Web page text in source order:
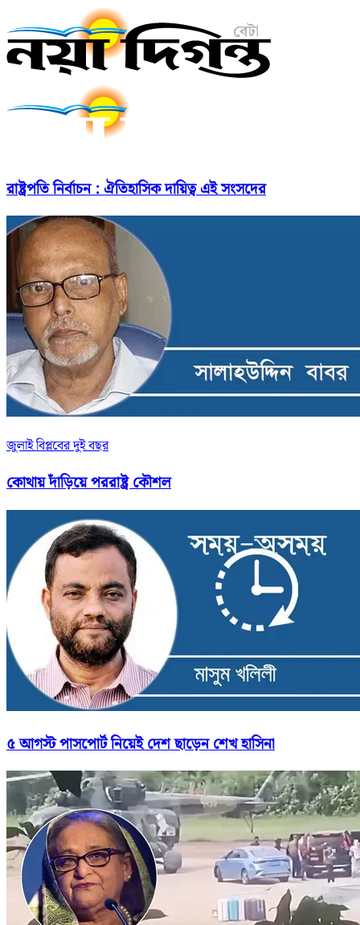
রাষ্ট্রপতি নির্বাচন : ঐতিহাসিক দায়িত্ব এই সংসদের
জুলাই বিপ্লবের দুই বছর
কোথায় দাঁড়িয়ে পররাষ্ট্র কৌশল
৫ আগস্ট পাসপোর্ট নিয়েই দেশ ছাড়েন শেখ হাসিনা